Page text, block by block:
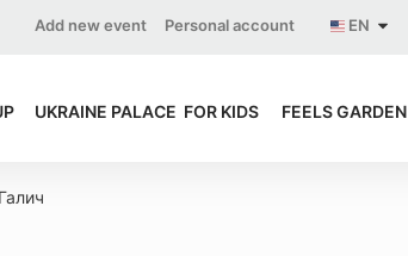
EN
Personal account
Add new event
UKRAINE PALACE FOR KIDS FEELS GARDEN